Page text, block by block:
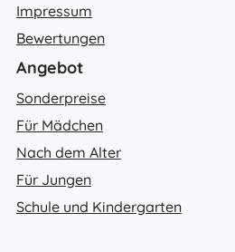
Impressum
Bewertungen
Angebot
Sonderpreise
Für Mädchen
Nach dem Alter
Für Jungen
Schule und Kindergarten